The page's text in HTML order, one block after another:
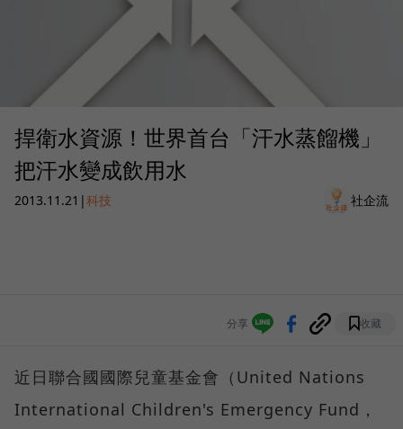
捍衛水資源！世界首台「汗水蒸餾機」
把汗水變成飲用水
2013.11.21 |科技 社企流
分享 收藏
近日聯合國國際兒童基金會（United Nations
International Children's Emergency Fund，